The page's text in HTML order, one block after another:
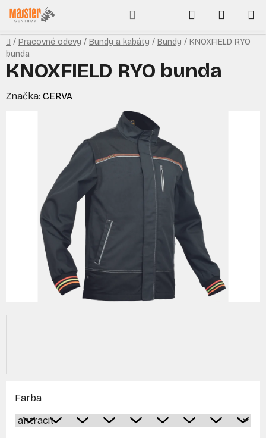
Prejsť
na
obsah
Hľadať
KOŠÍK
Domov
/ Pracovné odevy / Bundy a kabáty / Bundy / KNOXFIELD RYO
bunda
Farba
KNOXFIELD RYO bunda
Značka: CERVA